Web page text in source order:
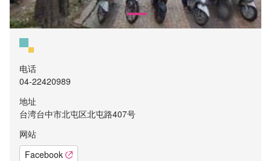
电话
04-22420989
地址
台湾台中市北屯区北屯路407号
网站
Facebook